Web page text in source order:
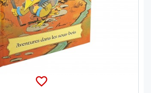
favorite_border